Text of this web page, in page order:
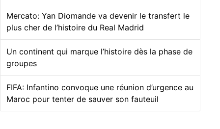
Mercato: Yan Diomande va devenir le transfert le
plus cher de l’histoire du Real Madrid
Un continent qui marque l’histoire dès la phase de
groupes
FIFA: Infantino convoque une réunion d’urgence au
Maroc pour tenter de sauver son fauteuil